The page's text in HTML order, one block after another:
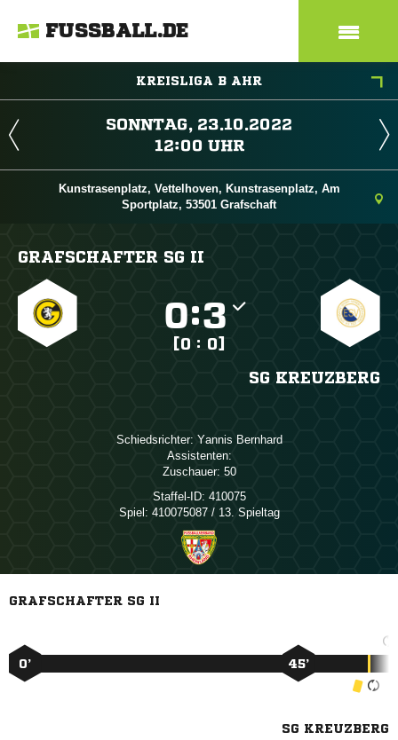
FUSSBALL.DE
KREISLIGA B AHR
 
 
Kunstrasenplatz, Vettelhoven, Kunstrasenplatz, Am
Sportplatz, 53501 Grafschaft
GRAFSCHAFTER SG II
:
[0 : 0]
SG KREUZBERG
Schiedsrichter:  
Assistenten:
Zuschauer: 50
Staffel-ID: 410075
Spiel: 410075087 / 13. Spieltag
GRAFSCHAFTER SG II
0’ 45’
SG KREUZBERG